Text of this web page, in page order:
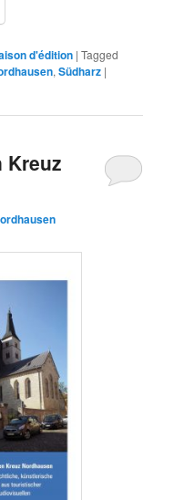
d'édition |Tagged
,Südharz |
Kreuz